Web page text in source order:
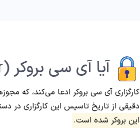
آیا آی سی بروکر (Ic Broker) کلاهبردار است؟
کارگزاری آی سی بروکر ادعا می‌کند، که
دقیقی از تاریخ تاسیس این کارگزاری در
این بروکر شده است.